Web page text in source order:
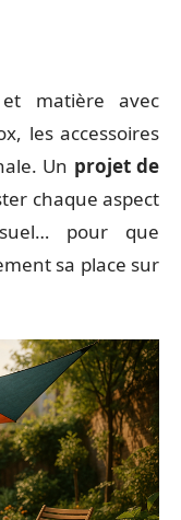
matière avec
les accessoires
Un projet de
chaque aspect
pour que
sa place sur